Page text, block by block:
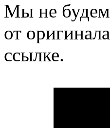
Мы не будем
от
ссылке.